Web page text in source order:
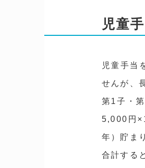
児童
児童手当
せんが、
第1子・
5,000円
年）貯ま
合計する